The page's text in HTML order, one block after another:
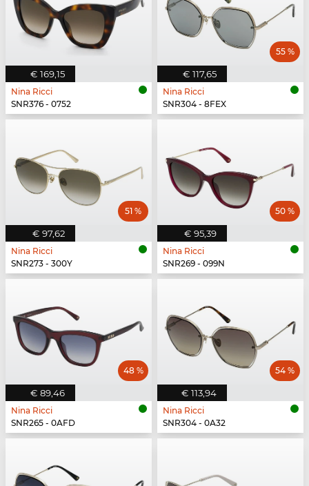
€ 169,15
Nina Ricci
SNR376 - 0752
€ 117,65
55 %
Nina Ricci
SNR304 - 8FEX
€ 97,62
51 %
Nina Ricci
SNR273 - 300Y
€ 95,39
50 %
Nina Ricci
SNR269 - 099N
€ 89,46
48 %
Nina Ricci
SNR265 - 0AFD
€ 113,94
54 %
Nina Ricci
SNR304 - 0A32